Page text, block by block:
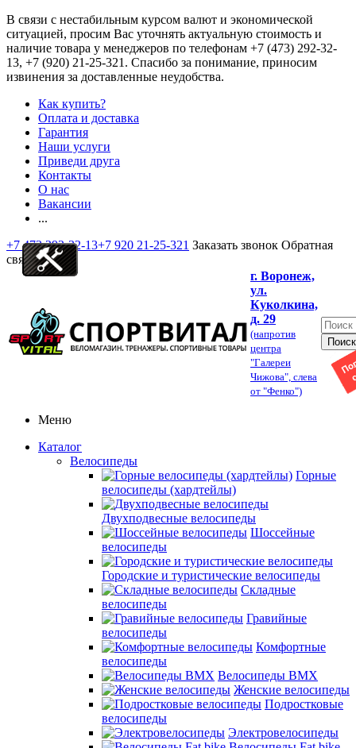
В связи с нестабильным курсом валют и экономической
ситуацией, просим Вас уточнять актуальную стоимость и
наличие товара у менеджеров по телефонам +7 (473) 292-32-
13, +7 (920) 21-25-321 . Спасибо за понимание, приносим
извинения за доставленные неудобства.
Как купить?
Оплата и доставка
Гарантия
Наши услуги
Приведи друга
Контакты
О нас
Вакансии
...
+7 473 292-32-13+7 920 21-25-321 Заказать звонок Обратная
связь
г. Воронеж,
ул.
Куколкина,
д. 29
(напротив
центра
"Галереи
Чижова", слева
от "Фенко")
Меню
Каталог
Велосипеды
Горные
велосипеды (хардтейлы)
Двухподвесные велосипеды
Шоссейные
велосипеды
Городские и туристические велосипеды
Складные
велосипеды
Гравийные
велосипеды
Комфортные
велосипеды
Велосипеды BMX
Женские велосипеды
Подростковые
велосипеды
Электровелосипеды